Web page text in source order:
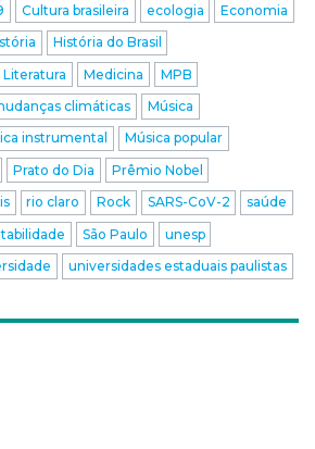
Cultura brasileira ecologia
Economia
História do Brasil
Literatura Medicina
MPB
climáticas
Música
instrumental
Música popular
Prato do Dia
Prêmio Nobel
rio claro Rock SARS-CoV-2
saúde
São Paulo
unesp
universidades estaduais paulistas